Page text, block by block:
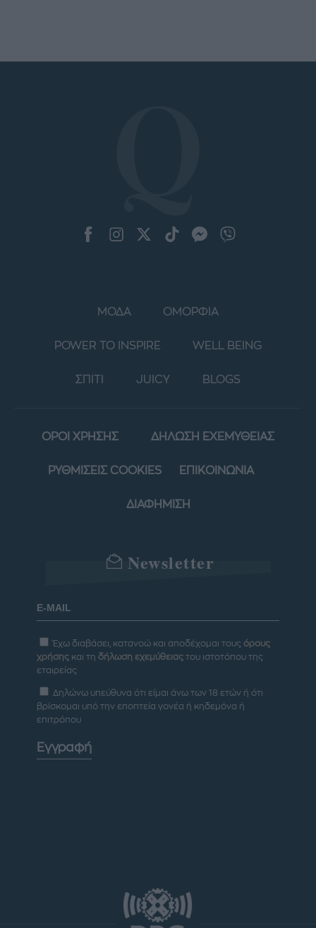
ΜΟΔΑ ΟΜΟΡΦΙΑ
POWER TO INSPIRE WELL BEING
ΣΠΙΤΙ JUICY BLOGS
ΟΡΟΙ ΧΡΗΣΗΣ ΔΗΛΩΣΗ ΕΧΕΜΥΘΕΙΑΣ
ΡΥΘΜΙΣΕΙΣ COOKIES ΕΠΙΚΟΙΝΩΝΙΑ
ΔΙΑΦΗΜΙΣΗ
Newsletter
Έχω διαβάσει, κατανοώ και αποδέχομαι τους όρους
χρήσης και τη δήλωση εχεμύθειας του ιστοτόπου της
εταιρείας
Δηλώνω υπεύθυνα ότι είμαι άνω των 18 ετών ή ότι
βρίσκομαι υπό την εποπτεία γονέα ή κηδεμόνα ή
επιτρόπου
Εγγραφή